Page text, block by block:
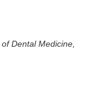
Dental Medicine,